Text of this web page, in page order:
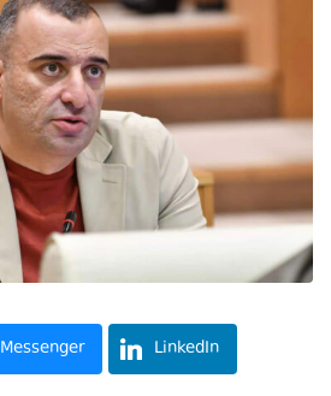
Messenger LinkedIn